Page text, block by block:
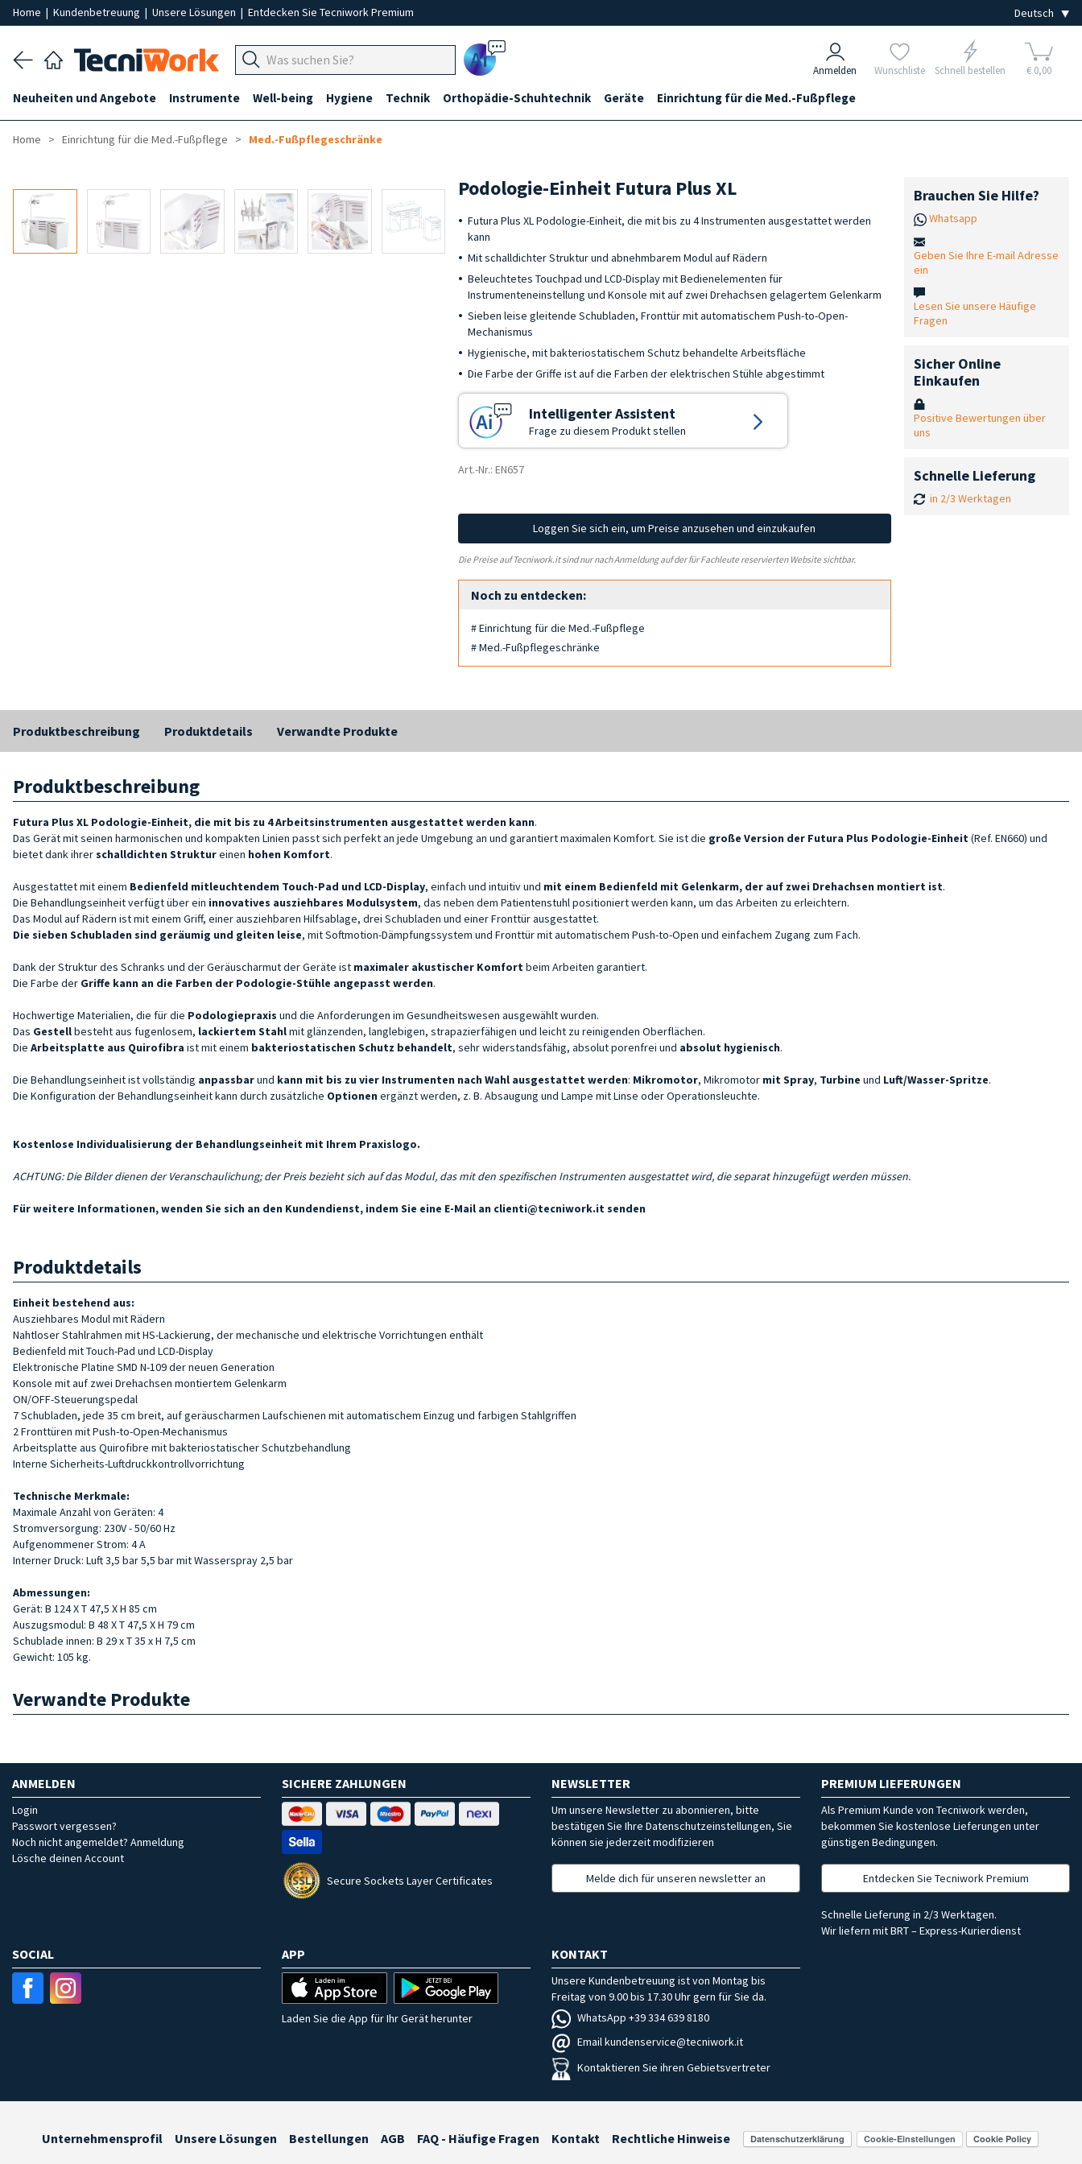
Home | Kundenbetreuung | Unsere Lösungen | Entdecken Sie Tecniwork Premium
Ai Anmelden Wunschliste Schnell bestellen € 0,00
Neuheiten und Angebote Instrumente Well-being Hygiene Technik Orthopädie-Schuhtechnik Geräte Einrichtung für die Med.-Fußpflege
Home Einrichtung für die Med.-Fußpflege Med.-Fußpflegeschränke
Podologie-Einheit Futura Plus XL
Futura Plus XL Podologie-Einheit, die mit bis zu 4 Instrumenten ausgestattet werden
kann
Mit schalldichter Struktur und abnehmbarem Modul auf Rädern
Beleuchtetes Touchpad und LCD-Display mit Bedienelementen für
Instrumenteneinstellung und Konsole mit auf zwei Drehachsen gelagertem Gelenkarm
Sieben leise gleitende Schubladen, Fronttür mit automatischem Push-to-Open-
Mechanismus
Hygienische, mit bakteriostatischem Schutz behandelte Arbeitsfläche
Die Farbe der Griffe ist auf die Farben der elektrischen Stühle abgestimmt
Intelligenter Assistent
Frage zu diesem Produkt stellen
Art.-Nr.: EN657
Loggen Sie sich ein, um Preise anzusehen und einzukaufen
Die Preise auf Tecniwork.it sind nur nach Anmeldung auf der für Fachleute reservierten Website sichtbar.
Noch zu entdecken:
# Einrichtung für die Med.-Fußpflege
# Med.-Fußpflegeschränke
Brauchen Sie Hilfe?
Whatsapp
Geben Sie Ihre E-mail Adresse
ein
Lesen Sie unsere Häufige
Fragen
Sicher Online
Einkaufen
Positive Bewertungen über
uns
Schnelle Lieferung
in 2/3 Werktagen
Produktbeschreibung Produktdetails Verwandte Produkte
Produktbeschreibung
Futura Plus XL Podologie-Einheit, die mit bis zu 4 Arbeitsinstrumenten ausgestattet werden kann.
Das Gerät mit seinen harmonischen und kompakten Linien passt sich perfekt an jede Umgebung an und garantiert maximalen Komfort. Sie ist die große Version der Futura Plus Podologie-Einheit(Ref. EN660) und
bietet dank ihrerschalldichten Struktureinen hohen Komfort.
Ausgestattet mit einem Bedienfeld mitleuchtendem Touch-Pad und LCD-Display, einfach und intuitiv und mit einem Bedienfeld mit Gelenkarm, der auf zwei Drehachsen montiert ist.
Die Behandlungseinheit verfügt über ein innovatives ausziehbares Modulsystem, das neben dem Patientenstuhl positioniert werden kann, um das Arbeiten zu erleichtern.
Das Modul auf Rädern ist mit einem Griff, einer ausziehbaren Hilfsablage, drei Schubladen und einer Fronttür ausgestattet.
Die sieben Schubladen sind geräumig und gleiten leise, mit Softmotion-Dämpfungssystem und Fronttür mit automatischem Push-to-Open und einfachem Zugang zum Fach.
Dank der Struktur des Schranks und der Geräuscharmut der Geräte ist maximaler akustischer Komfortbeim Arbeiten garantiert.
Die Farbe der Griffe kann an die Farben der Podologie-Stühle angepasst werden.
Hochwertige Materialien, die für die Podologiepraxis und die Anforderungen im Gesundheitswesen ausgewählt wurden.
Das Gestellbesteht aus fugenlosem, lackiertem Stahlmit glänzenden, langlebigen, strapazierfähigen und leicht zu reinigenden Oberflächen.
Die Arbeitsplatte aus Quirofibra ist mit einem bakteriostatischen Schutz behandelt, sehr widerstandsfähig, absolut porenfrei und absolut hygienisch.
Die Behandlungseinheit ist vollständig anpassbarund kann mit bis zu vier Instrumenten nach Wahl ausgestattet werden: Mikromotor, Mikromotor mit Spray, Turbine und Luft/Wasser-Spritze.
Die Konfiguration der Behandlungseinheit kann durch zusätzliche Optionen ergänzt werden, z. B. Absaugung und Lampe mit Linse oder Operationsleuchte.
Kostenlose Individualisierung der Behandlungseinheit mit Ihrem Praxislogo.
ACHTUNG: Die Bilder dienen der Veranschaulichung; der Preis bezieht sich auf das Modul, das mit den spezifischen Instrumenten ausgestattet wird, die separat hinzugefügt werden müssen.
Für weitere Informationen, wenden Sie sich an den Kundendienst, indem Sie eine E-Mail an clienti@tecniwork.itsenden
Produktdetails
Einheit bestehend aus:
Ausziehbares Modul mit Rädern
Nahtloser Stahlrahmen mit HS-Lackierung, der mechanische und elektrische Vorrichtungen enthält
Bedienfeld mit Touch-Pad und LCD-Display
Elektronische Platine SMD N-109 der neuen Generation
Konsole mit auf zwei Drehachsen montiertem Gelenkarm
ON/OFF-Steuerungspedal
7 Schubladen, jede 35 cm breit, auf geräuscharmen Laufschienen mit automatischem Einzug und farbigen Stahlgriffen
2 Fronttüren mit Push-to-Open-Mechanismus
Arbeitsplatte aus Quirofibre mit bakteriostatischer Schutzbehandlung
Interne Sicherheits-Luftdruckkontrollvorrichtung
Technische Merkmale:
Maximale Anzahl von Geräten: 4
Stromversorgung: 230V - 50/60 Hz
Aufgenommener Strom: 4 A
Interner Druck: Luft 3,5 bar 5,5 bar mit Wasserspray 2,5 bar
Abmessungen:
Gerät: B 124 X T 47,5 X H 85 cm
Auszugsmodul: B 48 X T 47,5 X H 79 cm
Schublade innen: B 29 x T 35 x H 7,5 cm
Gewicht: 105 kg.
Verwandte Produkte
ANMELDEN
Login
Passwort vergessen?
Noch nicht angemeldet? Anmeldung
Lösche deinen Account
SICHERE ZAHLUNGEN
Secure Sockets Layer Certificates
NEWSLETTER
Um unsere Newsletter zu abonnieren, bitte
bestätigen Sie Ihre Datenschutzeinstellungen, Sie
können sie jederzeit modifizieren
Melde dich für unseren newsletter an
PREMIUM LIEFERUNGEN
Als Premium Kunde von Tecniwork werden,
bekommen Sie kostenlose Lieferungen unter
günstigen Bedingungen.
Entdecken Sie Tecniwork Premium
Schnelle Lieferung in 2/3 Werktagen.
Wir liefern mit BRT – Express-Kurierdienst
SOCIAL APP
Laden Sie die App für Ihr Gerät herunter
KONTAKT
Unsere Kundenbetreuung ist von Montag bis
Freitag von 9.00 bis 17.30 Uhr gern für Sie da.
WhatsApp +39 334 639 8180
Email kundenservice@tecniwork.it
Kontaktieren Sie ihren Gebietsvertreter
Unternehmensprofil Unsere Lösungen Bestellungen AGB FAQ - Häufige Fragen Kontakt Rechtliche Hinweise Cookie-Einstellungen